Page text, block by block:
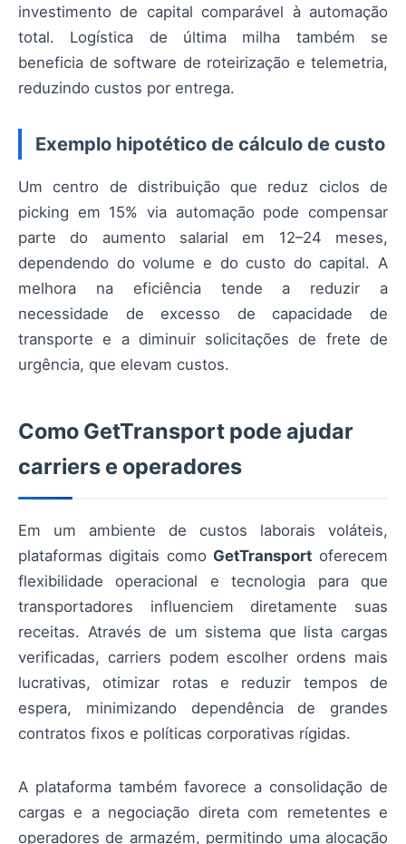
investimento de capital comparável à automação
total. Logística de última milha também se
beneficia de software de roteirização e telemetria,
reduzindo custos por entrega.
Exemplo hipotético de cálculo de custo
Um centro de distribuição que reduz ciclos de
picking em 15% via automação pode compensar
parte do aumento salarial em 12–24 meses,
dependendo do volume e do custo do capital. A
melhora na eficiência tende a reduzir a
necessidade de excesso de capacidade de
transporte e a diminuir solicitações de frete de
urgência, que elevam custos.
Como GetTransport pode ajudar
carriers e operadores
Em um ambiente de custos laborais voláteis,
plataformas digitais como GetTransport oferecem
flexibilidade operacional e tecnologia para que
transportadores influenciem diretamente suas
receitas. Através de um sistema que lista cargas
verificadas, carriers podem escolher ordens mais
lucrativas, otimizar rotas e reduzir tempos de
espera, minimizando dependência de grandes
contratos fixos e políticas corporativas rígidas.
A plataforma também favorece a consolidação de
cargas e a negociação direta com remetentes e
operadores de armazém, permitindo uma alocação